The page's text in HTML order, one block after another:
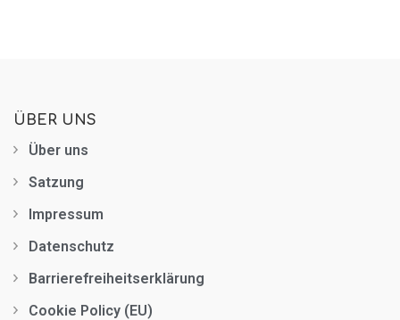
ÜBER UNS
Über uns
Satzung
Impressum
Datenschutz
Barrierefreiheitserklärung
Cookie Policy (EU)